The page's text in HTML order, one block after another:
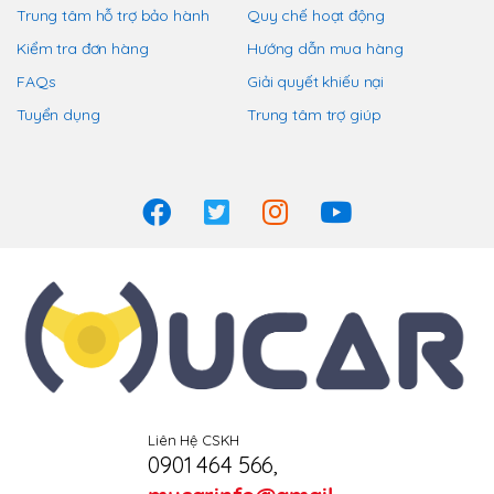
Trung tâm hỗ trợ bảo hành
Kiểm tra đơn hàng
FAQs
Tuyển dụng
Quy chế hoạt động
Hướng dẫn mua hàng
Giải quyết khiếu nại
Trung tâm trợ giúp
Liên Hệ CSKH
0901 464 566